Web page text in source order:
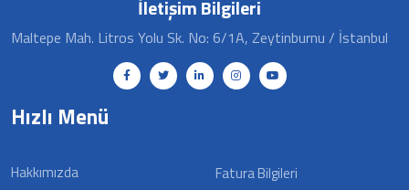
İletişim Bilgileri
Maltepe Mah. Litros Yolu Sk. No: 6/1A, Zeytinburnu / İstanbul
Hızlı Menü
Hakkımızda
Fatura Bilgileri